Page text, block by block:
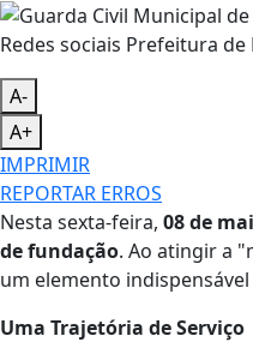
Redes sociais Prefeitura de
A-
A+
IMPRIMIR
REPORTAR ERROS
Nesta sexta-feira, 08 de
de fundação. Ao atingir a
um elemento
Uma Trajetória de Serviço